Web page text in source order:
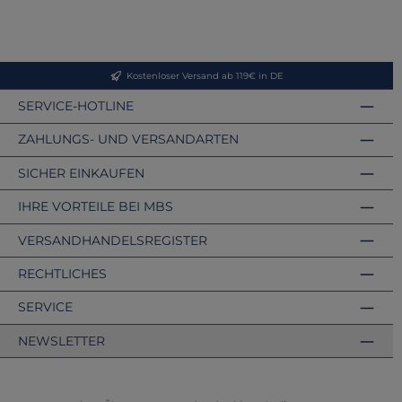
Kostenloser Versand ab 119€ in DE
SERVICE-HOTLINE
ZAHLUNGS- UND VERSANDARTEN
VERSANDHANDELSREGISTER
SICHER EINKAUFEN
IHRE VORTEILE BEI MBS
RECHTLICHES
SERVICE
NEWSLETTER